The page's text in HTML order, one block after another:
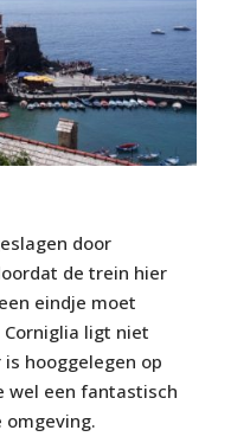
door
de trein hier
eindje moet
ligt niet
hooggelegen op
wel een fantastisch